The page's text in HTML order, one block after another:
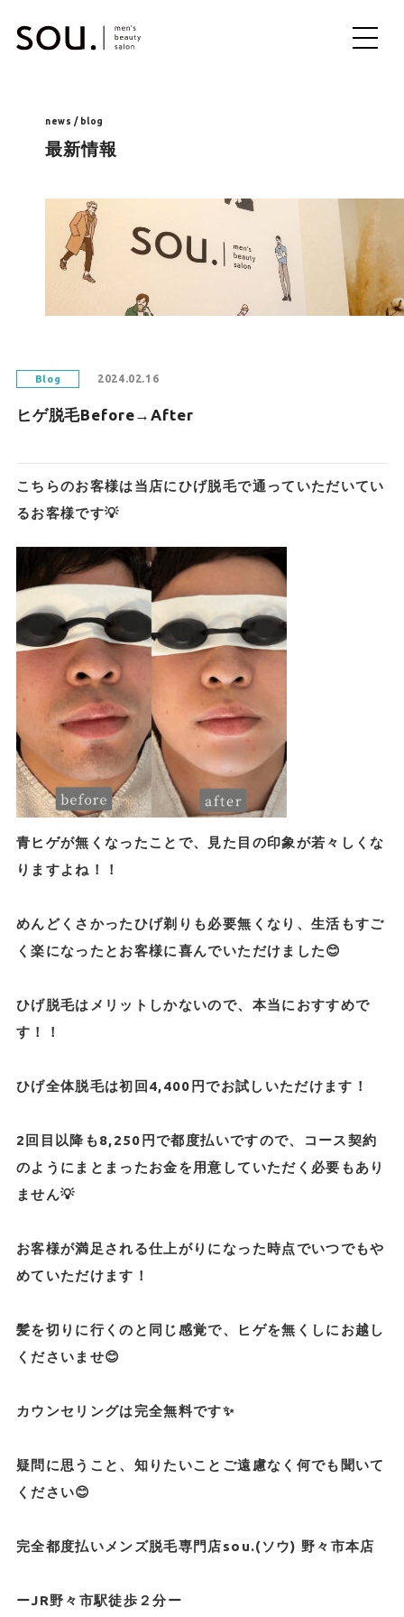
ME
news / blog
最新情報
Blog 2024.02.16
ヒゲ脱毛Before→After
こちらのお客様は当店にひげ脱毛で通っていただいてい
るお客様です💡
青ヒゲが無くなったことで、見た目の印象が若々しくな
りますよね！！
めんどくさかったひげ剃りも必要無くなり、生活もすご
く楽になったとお客様に喜んでいただけました😊
ひげ脱毛はメリットしかないので、本当におすすめで
す！！
ひげ全体脱毛は初回4,400円でお試しいただけます！
2回目以降も8,250円で都度払いですので、コース契約
のようにまとまったお金を用意していただく必要もあり
ません💡
お客様が満足される仕上がりになった時点でいつでもや
めていただけます！
髪を切りに行くのと同じ感覚で、ヒゲを無くしにお越し
くださいませ😊
カウンセリングは完全無料です✨
疑問に思うこと、知りたいことご遠慮なく何でも聞いて
ください😊
完全都度払いメンズ脱毛専門店sou.(ソウ) 野々市本店
ーJR野々市駅徒歩２分ー